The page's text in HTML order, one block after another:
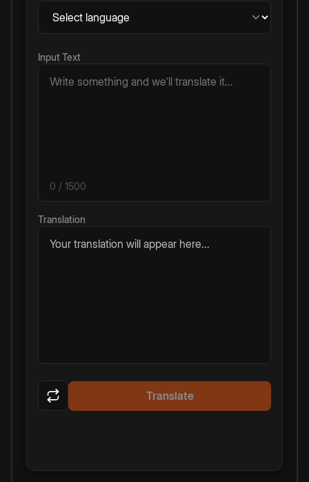
Input Text
0 / 1500
Translation
Your translation will appear here...
Translate